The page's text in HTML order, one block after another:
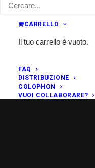
CARRELLO
Il tuo carrello è vuoto.
FAQ
DISTRIBUZIONE
COLOPHON
VUOI COLLABORARE?